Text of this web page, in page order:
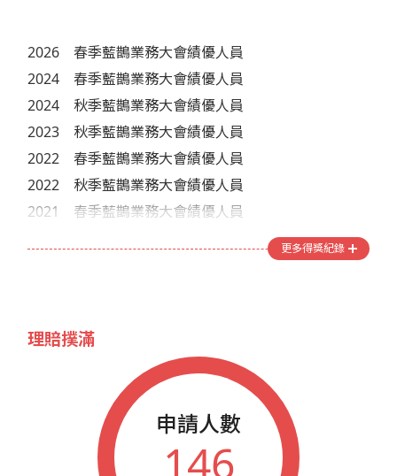
2026
春季藍鵲業務大會績優人員
2024
春季藍鵲業務大會績優人員
2024
秋季藍鵲業務大會績優人員
2023
秋季藍鵲業務大會績優人員
2022
春季藍鵲業務大會績優人員
2022
秋季藍鵲業務大會績優人員
2021
春季藍鵲業務大會績優人員
2018
春季藍鵲業務大會績優人員
秋季藍鵲業務大會績優人員
春季藍鵲業務大會績優人員
藍鵲企業家參加年會人員
更多得獎紀錄
理賠撲滿
申請人數
146